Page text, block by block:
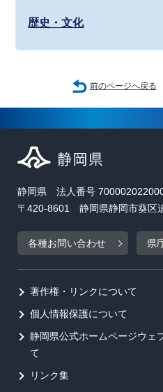
歴史・文化
前のページへ戻る
静岡県 法人番号
〒420-8601 静岡県静岡市葵区
各種お問い合わせ 県
著作権・リンクについて
個人情報保護について
静岡県公式ホームページウェ
て
リンク集